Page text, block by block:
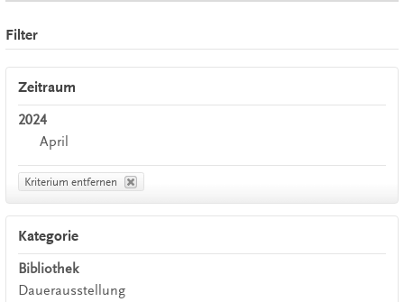
Filter
Zeitraum
2024
April
Kriterium entfernen
Kategorie
Bibliothek
Dauerausstellung